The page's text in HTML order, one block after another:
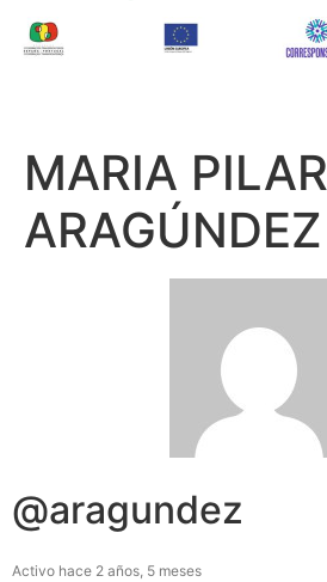
MARIA PILAR
ARAGÚNDEZ
@aragundez
Activo hace 2 años, 5 meses